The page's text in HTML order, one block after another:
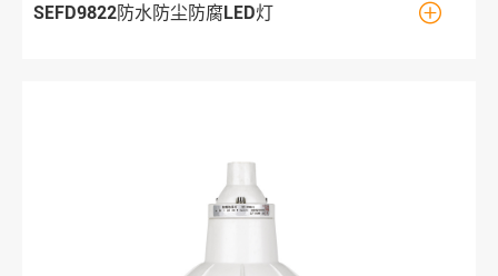
SEFD9822防水防尘防腐LED灯 